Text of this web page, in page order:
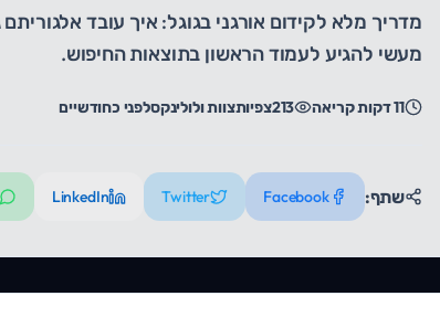
מעשי להגיע לעמוד הראשון בתוצאות החיפוש.
11דקות קריאה 213צפיותצוות ולולינקסלפני כחודשיים
שתף: Facebook
Twitter
LinkedIn